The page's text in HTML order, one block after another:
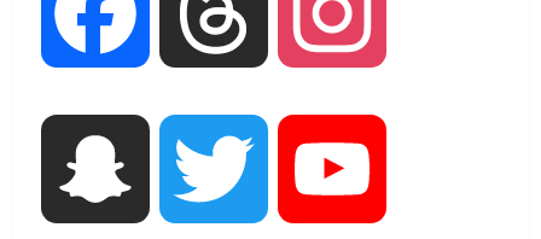
Facebook Threads
Snapchat Twitter
जिलाधिकारी/जिला निर्वाचन अधिकारी ने
सहसपुर विधानसभा क्षेत्र के पोलिंग बूथों का
August 6, 2026
UTTARAKHAND NEWS
तीलू रौतेली पुरस्कार के लिए 13 वीरांगनाओं का
चयन : रेखा आर्या